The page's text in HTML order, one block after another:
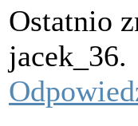
Ostatnio
jacek_36.